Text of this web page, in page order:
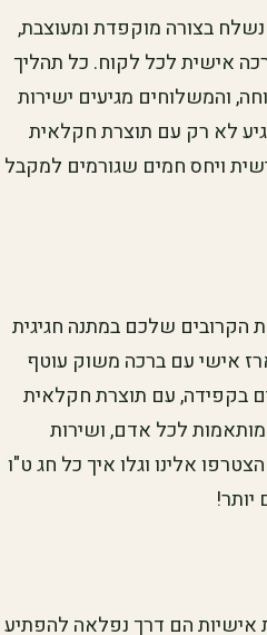
בצורה מוקפדת ומעוצבת,
אישית לכל לקוח. כל תהליך
והמשלוחים מגיעים ישירות
לא רק עם תוצרת חקלאית
ויחס חמים שגורמים למקבל
שלכם במתנה חגיגית
אישי עם ברכה משוק עוטף
בקפידה, עם תוצרת חקלאית
לכל אדם, ושירות
אלינו וגלו איך כל חג ט"ו
אישיות הם דרך נפלאה להפתיע